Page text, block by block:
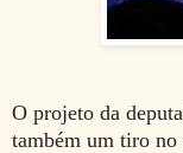
O projeto da
também um tiro